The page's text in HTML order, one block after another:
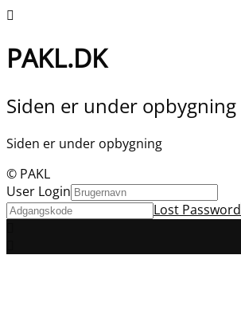
PAKL.DK
Siden er under opbygning
Siden er under opbygning
© PAKL
User Login
Lost Password